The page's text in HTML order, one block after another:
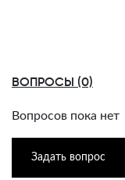
ВОПРОСЫ (0)
Вопросов пока нет
Задать вопрос